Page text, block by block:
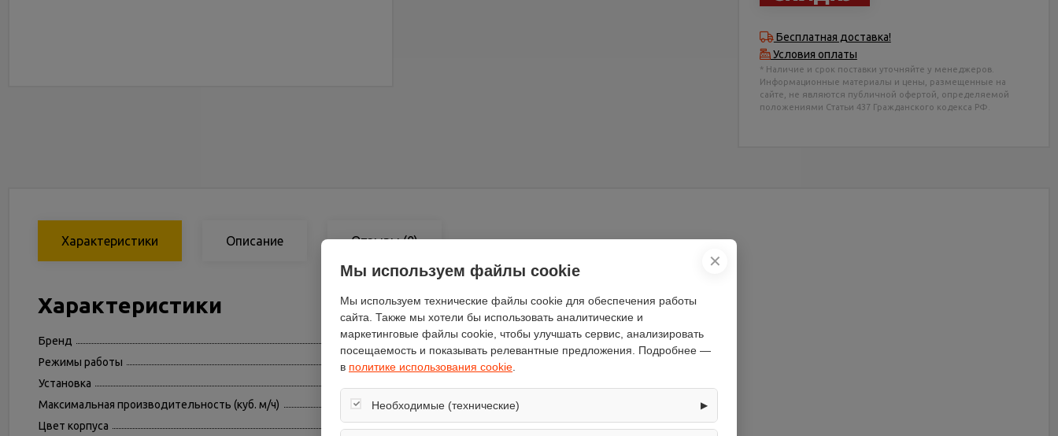
Бесплатная доставка!
Условия оплаты
* Наличие и срок поставки уточняйте у менеджеров.
Информационные материалы и цены, размещенные на
сайте, не являются публичной офертой, определяемой
положениями Статьи 437 Гражданского кодекса РФ.
Характеристики Описание Отзывы(0)
Характеристики
Бренд
ATLAN
Режимы работы
Установка
Максимальная производительность (куб. м/ч)
Цвет корпуса
чёрный
✕
Мы используем файлы cookie
Мы используем технические файлы cookie для обеспечения работы
сайта. Также мы хотели бы использовать аналитические и
маркетинговые файлы cookie, чтобы улучшать сервис, анализировать
посещаемость и показывать релевантные предложения. Подробнее —
в политике использования cookie
Необходимые (технические) ▶
Обеспечивают корректную работу сайта: оформление заказа, корзина,